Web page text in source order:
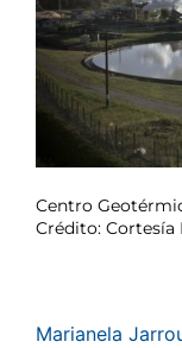
Centro
Crédito: Cortesía
Marianela